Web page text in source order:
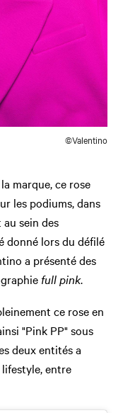
©Valentino
marque, ce rose
les podiums, dans
sein des
donné lors du défilé
a présenté des
full pink.
ce rose en
"Pink PP" sous
deux entités a
entre